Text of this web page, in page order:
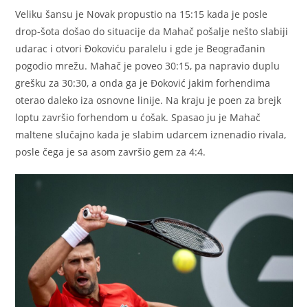
Veliku šansu je Novak propustio na 15:15 kada je posle
drop-šota došao do situacije da Mahač pošalje nešto slabiji
udarac i otvori Đokoviću paralelu i gde je Beograđanin
pogodio mrežu. Mahač je poveo 30:15, pa napravio duplu
grešku za 30:30, a onda ga je Đoković jakim forhendima
oterao daleko iza osnovne linije. Na kraju je poen za brejk
loptu završio forhendom u ćošak. Spasao ju je Mahač
maltene slučajno kada je slabim udarcem iznenadio rivala,
posle čega je sa asom završio gem za 4:4.